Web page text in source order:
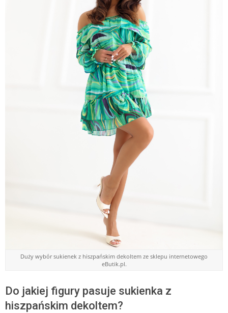
Duży wybór sukienek z hiszpańskim dekoltem ze sklepu internetowego
eButik.pl.
Do jakiej figury pasuje sukienka z
hiszpańskim dekoltem?